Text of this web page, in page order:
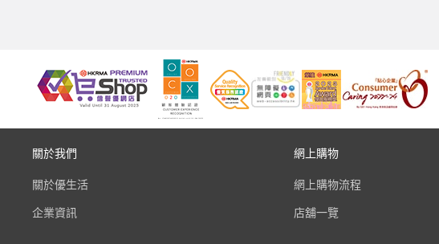
關於我們
關於優生活
企業資訊
網上購物
網上購物流程
店舖一覽